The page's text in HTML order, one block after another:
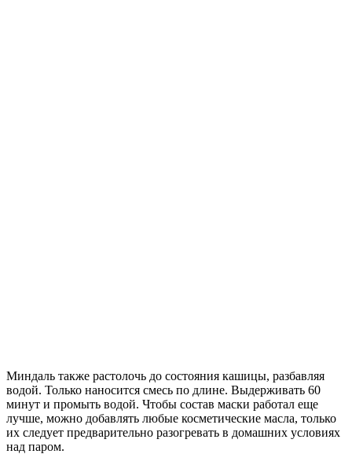
Миндаль также растолочь до состояния кашицы, разбавляя
водой. Только наносится смесь по длине. Выдерживать 60
минут и промыть водой. Чтобы состав маски работал еще
лучше, можно добавлять любые косметические масла, только
их следует предварительно разогревать в домашних условиях
над паром.